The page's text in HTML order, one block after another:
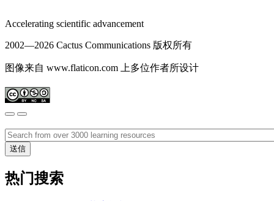
Accelerating scientific advancement
2002—2026 Cactus Communications 版权所有
图像来自 www.flaticon.com 上多位作者所设计
热门搜索